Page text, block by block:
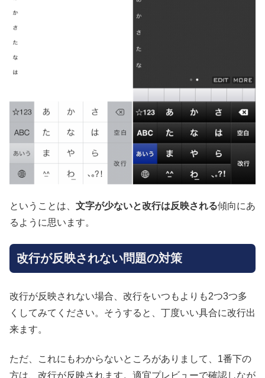
ということは、 文字が少ないと改行は反映される傾向にあ
るように思います。
改行が反映されない問題の対策
改行が反映されない場合、改行をいつもよりも2つ3つ多
くしてみてください。そうすると、丁度いい具合に改行出
来ます。
ただ、これにもわからないところがありまして、1番下の
方は、改行が反映されます。適宜プレビューで確認しなが